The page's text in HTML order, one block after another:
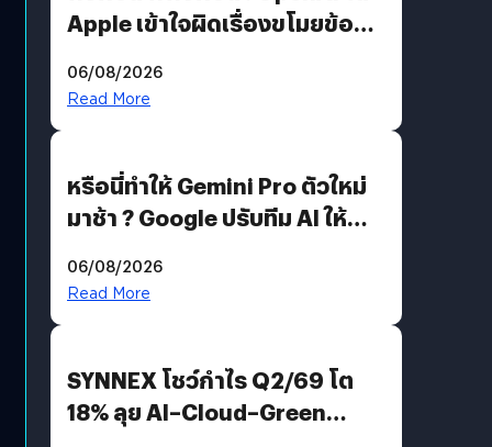
Apple เข้าใจผิดเรื่องขโมยข้อมูล
06/08/2026
Read More
หรือนี่ทำให้ Gemini Pro ตัวใหม่
มาช้า ? Google ปรับทีม AI ให้
AGI
06/08/2026
Read More
SYNNEX โชว์กำไร Q2/69 โต
18% ลุย AI–Cloud–Green